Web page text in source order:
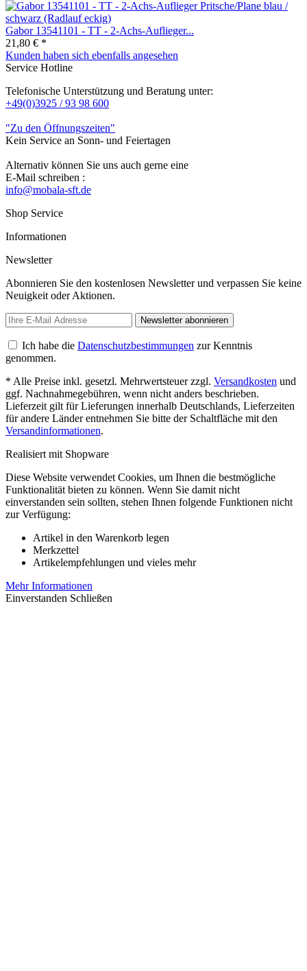
Gabor 13541101 - TT - 2-Achs-Auflieger...
21,80 € *
Kunden haben sich ebenfalls angesehen
Service Hotline
Telefonische Unterstützung und Beratung unter:
+49(0)3925 / 93 98 600
"Zu den Öffnungszeiten"
Kein Service an Sonn- und Feiertagen
Alternativ können Sie uns auch gerne eine
E-Mail schreiben :
info@mobala-sft.de
Shop Service
Informationen
Newsletter
Abonnieren Sie den kostenlosen Newsletter und verpassen Sie keine
Neuigkeit oder Aktionen.
Newsletter abonnieren
Ich habe die Datenschutzbestimmungen zur Kenntnis
genommen.
* Alle Preise inkl. gesetzl. Mehrwertsteuer zzgl. Versandkosten und
ggf. Nachnahmegebühren, wenn nicht anders beschrieben.
Lieferzeit gilt für Lieferungen innerhalb Deutschlands, Lieferzeiten
für andere Länder entnehmen Sie bitte der Schaltfläche mit den
Versandinformationen.
Realisiert mit Shopware
Diese Website verwendet Cookies, um Ihnen die bestmögliche
Funktionalität bieten zu können. Wenn Sie damit nicht
einverstanden sein sollten, stehen Ihnen folgende Funktionen nicht
zur Verfügung:
Artikel in den Warenkorb legen
Merkzettel
Artikelempfehlungen und vieles mehr
Mehr Informationen
Einverstanden Schließen